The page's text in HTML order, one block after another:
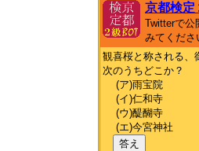
京都検定
Twitterで公
みてくださ
観喜桜と称される、
次のうちどこか？
(ア)雨宝院
(イ)仁和寺
(ウ)醍醐寺
(エ)今宮神社
答え